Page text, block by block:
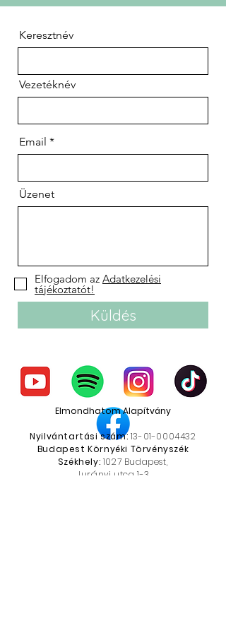
Keresztnév
Vezetéknév
Email
Üzenet
Elfogadom az Adatkezelési
tájékoztatót!
Küldés
Elmondhatom Alapítvány
Nyilvántartási szám: 13-01-0004432
Budapest Környéki Törvényszék
Székhely: 1027 Budapest,
Jurányi utca 1-3